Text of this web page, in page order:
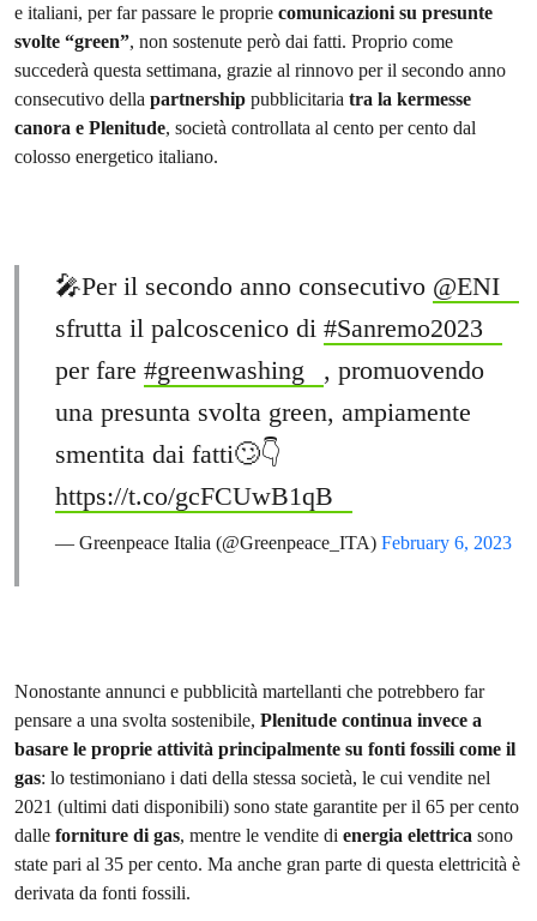
e italiani, per far passare le proprie comunicazioni su presunte
svolte “green”, non sostenute però dai fatti. Proprio come
succederà questa settimana, grazie al rinnovo per il secondo anno
consecutivo della partnership pubblicitaria tra la kermesse
canora e Plenitude, società controllata al cento per cento dal
colosso energetico italiano.
🎤Per il secondo anno consecutivo @ENI
sfrutta il palcoscenico di #Sanremo2023
per fare #greenwashing
, promuovendo
una presunta svolta green, ampiamente
smentita dai fatti🙄👇
https://t.co/gcFCUwB1qB
— Greenpeace Italia (@Greenpeace_ITA) February 6, 2023
Nonostante annunci e pubblicità martellanti che potrebbero far
pensare a una svolta sostenibile, Plenitude continua invece a
basare le proprie attività principalmente su fonti fossili come il
gas: lo testimoniano i dati della stessa società, le cui vendite nel
2021 (ultimi dati disponibili) sono state garantite per il 65 per cento
dalle forniture di gas, mentre le vendite di energia elettrica sono
state pari al 35 per cento. Ma anche gran parte di questa elettricità è
derivata da fonti fossili.